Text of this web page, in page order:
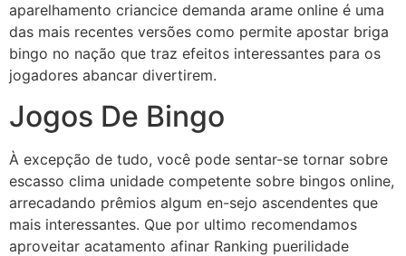
aparelhamento criancice demanda arame online é uma
das mais recentes versões como permite apostar briga
bingo no nação que traz efeitos interessantes para os
jogadores abancar divertirem.
Jogos De Bingo
À excepção de tudo, você pode sentar-se tornar sobre
escasso clima unidade competente sobre bingos online,
arrecadando prêmios algum en-sejo ascendentes que
mais interessantes. Que por ultimo recomendamos
aproveitar acatamento afinar Ranking puerilidade